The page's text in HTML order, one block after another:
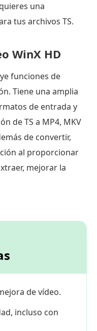
una
tus archivos TS.
WinX HD
funciones de
Tiene una amplia
de entrada y
de TS a MP4, MKV
de convertir,
al proporcionar
mejorar la
de vídeo.
incluso con